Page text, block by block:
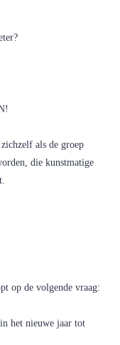
als de groep
die kunstmatige
op de volgende vraag:
het nieuwe jaar tot